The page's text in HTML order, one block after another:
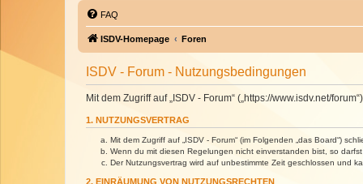
FAQ
ISDV-Homepage Foren
ISDV - Forum - Nutzungsbedingungen
Mit dem Zugriff auf „ISDV - Forum“ („https://www.isdv.net/
1. NUTZUNGSVERTRAG
Mit dem Zugriff auf „ISDV - Forum“ (im Folgenden „das Board“)
Wenn du mit diesen Regelungen nicht einverstanden bist, so
Der Nutzungsvertrag wird auf unbestimmte Zeit geschlossen und
2. EINRÄUMUNG VON NUTZUNGSRECHTEN